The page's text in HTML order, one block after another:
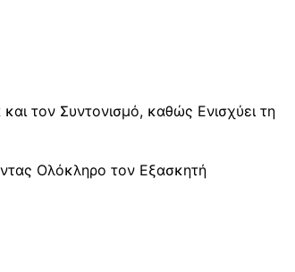
τον Συντονισμό, καθώς Ενισχύει τη
Ολόκληρο τον Εξασκητή